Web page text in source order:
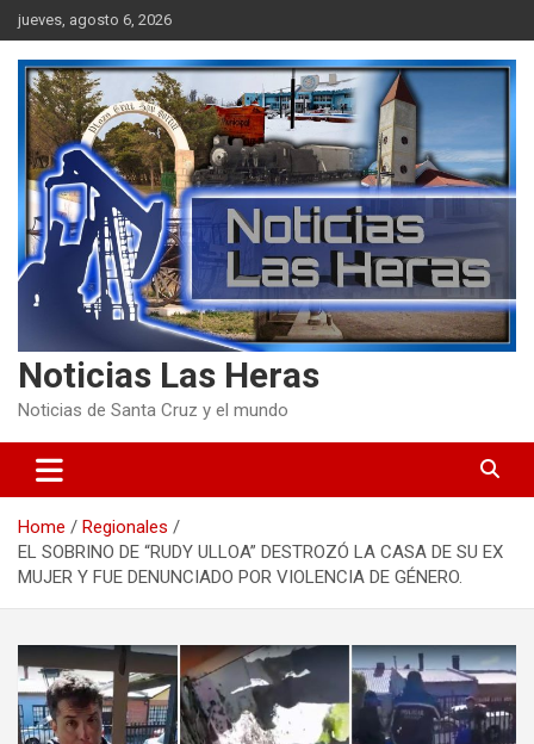
Skip
to
content
jueves, agosto 6, 2026
Noticias Las Heras
Noticias de Santa Cruz y el mundo
Home
Regionales
EL SOBRINO DE “RUDY ULLOA” DESTROZÓ LA CASA DE SU EX
MUJER Y FUE DENUNCIADO POR VIOLENCIA DE GÉNERO.